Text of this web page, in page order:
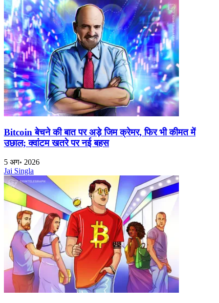
Bitcoin बेचने की बात पर अड़े जिम क्रेमर, फिर भी कीमत में
उछाल; क्वांटम खतरे पर नई बहस
5 अग॰ 2026
Jai Singla